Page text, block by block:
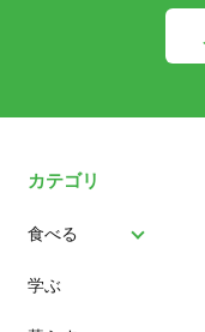
カテゴリ
食べる
パン
学ぶ